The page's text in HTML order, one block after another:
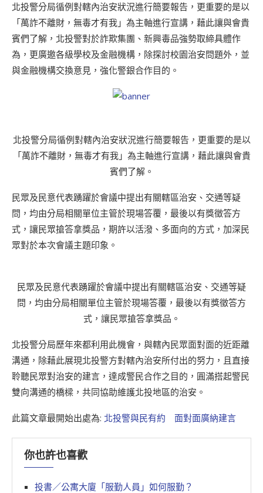
北投警分局循例對轄內治安狀況進行簡要報告，更重要的是以
「萬詐不離財，無毒才有我」為主軸進行宣講，藉此讓與會貴
賓們了解，北投警對於詐欺集團、新興毒品強勢取締具體作
為，更廣邀各級學校及金融機構，除探討校園治安問題外，並
與金融機構交換意見，強化警銀合作目的。
北投警分局循例對轄內治安狀況進行簡要報告，更重要的是以
「萬詐不離財，無毒才有我」為主軸進行宣講，藉此讓與會貴
賓們了解。
民眾及民意代表踴躍於會議中提出有關轄區治安、交通等疑
問，均由分局相關單位主管於現場答覆，最後以有獎徵答方
式，讓民眾搶答拿獎品，期許以活潑、多面向的方式，加深民
眾對於本次會議主題印象。
民眾及民意代表踴躍於會議中提出有關轄區治安、交通等疑
問，均由分局相關單位主管於現場答覆，最後以有獎徵答方
式，讓民眾搶答拿獎品。
北投警分局歷年來都利用此機會，與轄內民眾面對面的近距離
溝通，除藉此展現北投警方對轄內治安所付出的努力，且直接
聆聽民眾對治安的建言，達成警民合作之目的，圓滿搭起警民
雙向溝通的橋樑，共同協助維護北投地區的治安。
此篇文章最開始出處為: 北投警與民有約 面對面廣納建言
你也許也喜歡
投書／公寓大廈「服勤人員」如何服勤？